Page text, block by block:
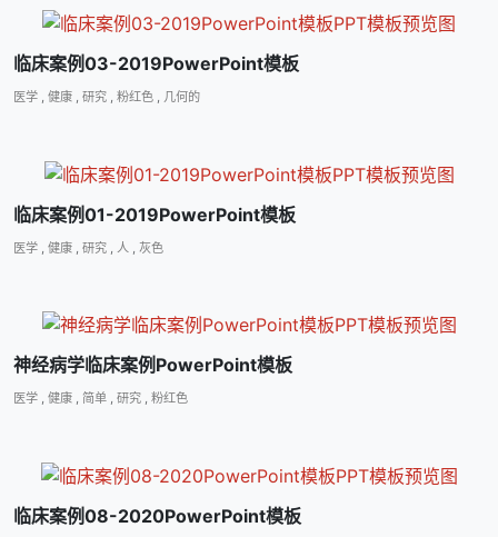
临床案例03-2019PowerPoint模板
医学 , 健康 , 研究 , 粉红色 , 几何的
临床案例01-2019PowerPoint模板
医学 健康 研究 人 灰色
神经病学临床案例PowerPoint模板
医学 , 健康 , 简单 , 研究 , 粉红色
临床案例08-2020PowerPoint模板